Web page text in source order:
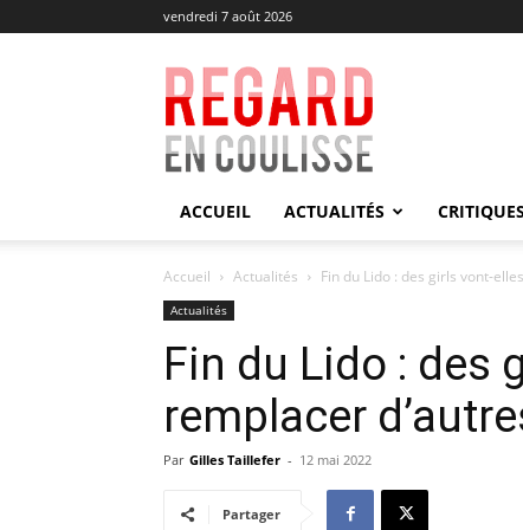
vendredi 7 août 2026
Regard
en
Coulisse
ACCUEIL ACTUALITÉS CRITIQUES
Accueil Actualités Fin du Lido : des girls vont-
Actualités
Fin du Lido : des
remplacer
Par Gilles Taillefer - 12 mai 2022
Partager